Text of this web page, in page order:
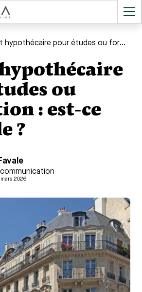
Crédit hypothécaire pour études ou formation : est-ce possible ?
ou
: est-ce
?
2026